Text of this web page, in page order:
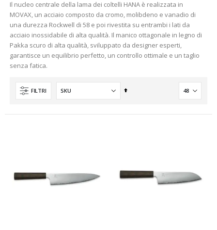
Il nucleo centrale della lama dei coltelli HANA è realizzata in
MOVAX, un acciaio composto da cromo, molibdeno e vanadio di
una durezza Rockwell di 58 e poi rivestita su entrambi i lati da
acciaio inossidabile di alta qualità. Il manico ottagonale in legno di
Pakka scuro di alta qualità, sviluppato da designer esperti,
garantisce un equilibrio perfetto, un controllo ottimale e un taglio
senza fatica.
FILTRI
Imposta